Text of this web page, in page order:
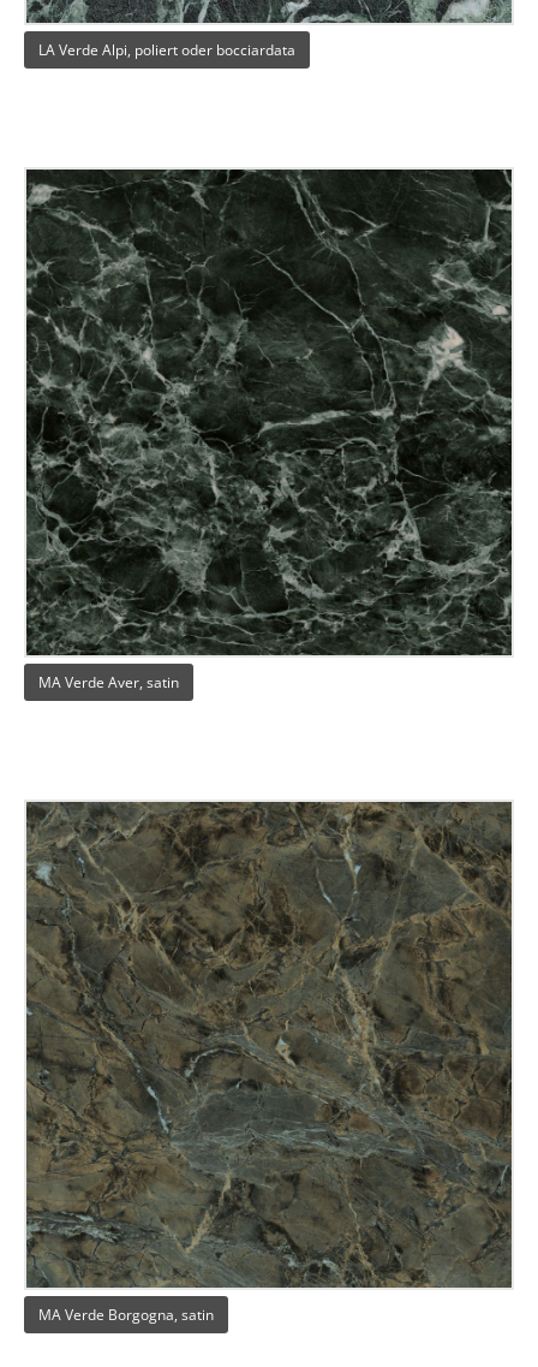
LA Verde Alpi, poliert oder bocciardata
MA Verde Aver, satin
MA Verde Borgogna, satin